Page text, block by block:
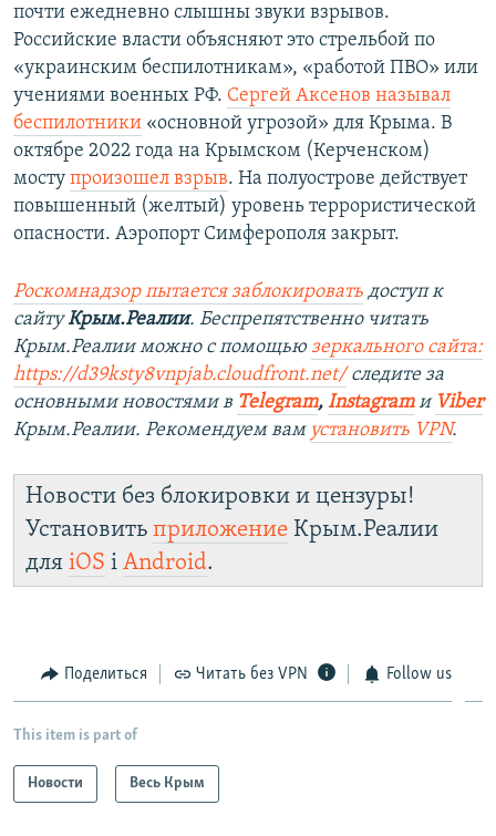
почти ежедневно слышны звуки взрывов.
Российские власти объясняют это стрельбой по
«украинским беспилотникам», «работой ПВО» или
учениями военных РФ. Сергей Аксенов называл
беспилотники «основной угрозой» для Крыма. В
октябре 2022 года на Крымском (Керченском)
мосту произошел взрыв. На полуострове действует
повышенный (желтый) уровень террористической
опасности. Аэропорт Симферополя закрыт.
Роскомнадзор пытается заблокировать доступ к
сайтуКрым.Реалии. Беспрепятственно читать
Крым.Реалии можно с помощью зеркального сайта:
https://d39ksty8vnpjab.cloudfront.net/следите за
основными новостями в Telegram, Instagramи Viber
Крым.Реалии. Рекомендуем вам установить VPN.
Новости без блокировки и цензуры!
Установить приложение Крым.Реалии
для iOS і Android.
Поделиться Читать без VPN Follow us
This item is part of
Новости Весь Крым